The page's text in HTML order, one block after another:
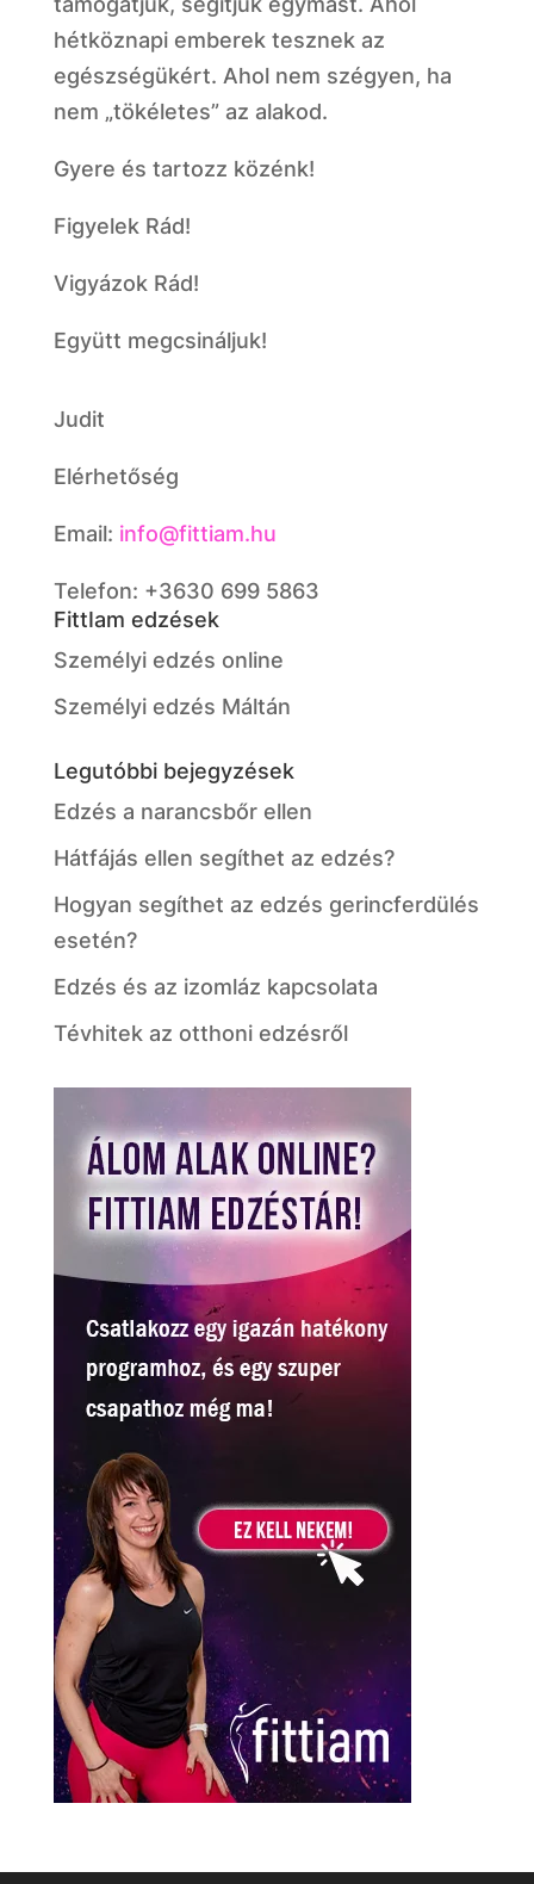
hétköznapi emberek tesznek az
egészségükért. Ahol nem szégyen, ha
nem „tökéletes” az alakod.
Gyere és tartozz közénk!
Figyelek Rád!
Vigyázok Rád!
Együtt megcsináljuk!
Judit
Elérhetőség
Email: info@fittiam.hu
Telefon: +3630 699 5863
FittIam edzések
Személyi edzés online
Személyi edzés Máltán
Legutóbbi bejegyzések
Edzés a narancsbőr ellen
Hátfájás ellen segíthet az edzés?
Hogyan segíthet az edzés gerincferdülés
esetén?
Edzés és az izomláz kapcsolata
Tévhitek az otthoni edzésről